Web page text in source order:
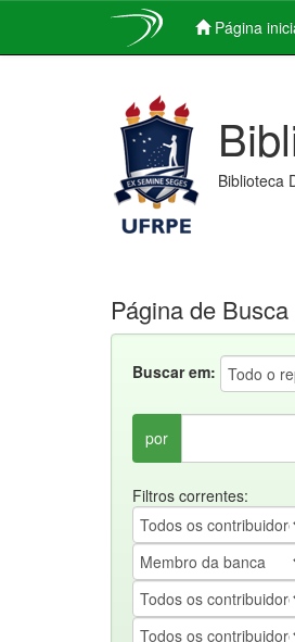
Página
Biblioteca
Página de Busca
Buscar em:
por
Filtros correntes: